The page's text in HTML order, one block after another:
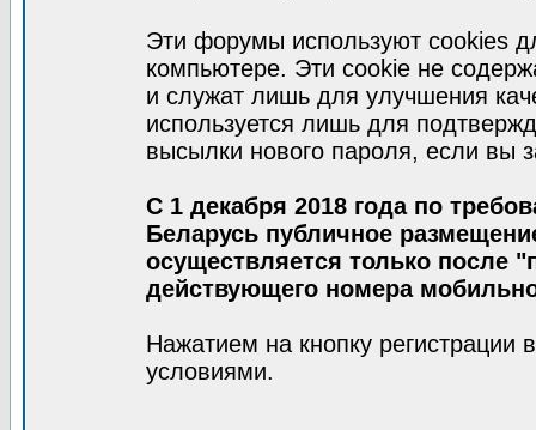
Эти форумы используют cookies
компьютере. Эти cookie не
и служат лишь для улучшения
используется лишь для
высылки нового пароля, если вы
С 1 декабря 2018 года по
Беларусь публичное
осуществляется только после
действующего номера
Нажатием на кнопку регистрации
условиями.